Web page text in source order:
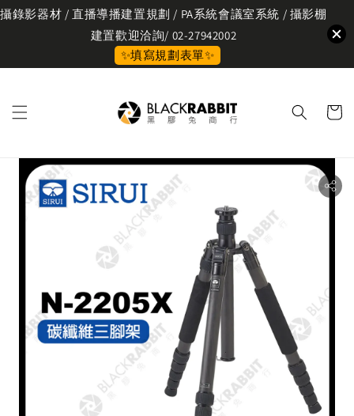
攝錄影器材 / 直播導播建置規劃 / PA系統會議室系統 / 攝影棚
建置歡迎洽詢/ 02-27942002
✨填寫規劃表單✨